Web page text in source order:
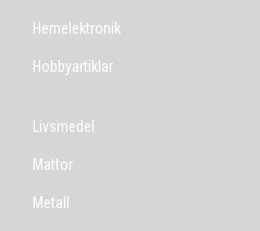
Hemelektronik
Hobbyartiklar
Livsmedel
Mattor
Metall